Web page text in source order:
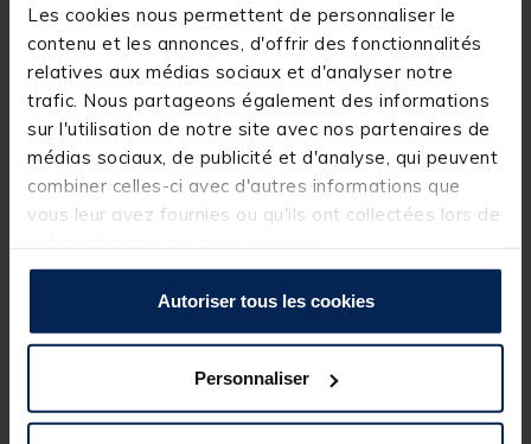
Les cookies nous permettent de personnaliser le
contenu et les annonces, d'offrir des fonctionnalités
relatives aux médias sociaux et d'analyser notre
trafic. Nous partageons également des informations
sur l'utilisation de notre site avec nos partenaires de
médias sociaux, de publicité et d'analyse, qui peuvent
combiner celles-ci avec d'autres informations que
vous leur avez fournies ou qu'ils ont collectées lors de
Autoriser tous les cookies
Personnaliser
Diamètre Ø 50 mm
Longueur 182 cm
Marque
RIVE